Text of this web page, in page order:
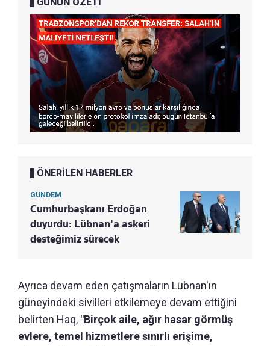
ÖNERİLEN HABERLER
GÜNDEM
Cumhurbaşkanı Erdoğan
duyurdu: Lübnan'a askeri
desteğimiz sürecek
Ayrıca devam eden çatışmaların Lübnan'ın
güneyindeki sivilleri etkilemeye devam ettiğini
belirten Haq, "Birçok aile, ağır hasar görmüş
evlere, temel hizmetlere sınırlı erişime,